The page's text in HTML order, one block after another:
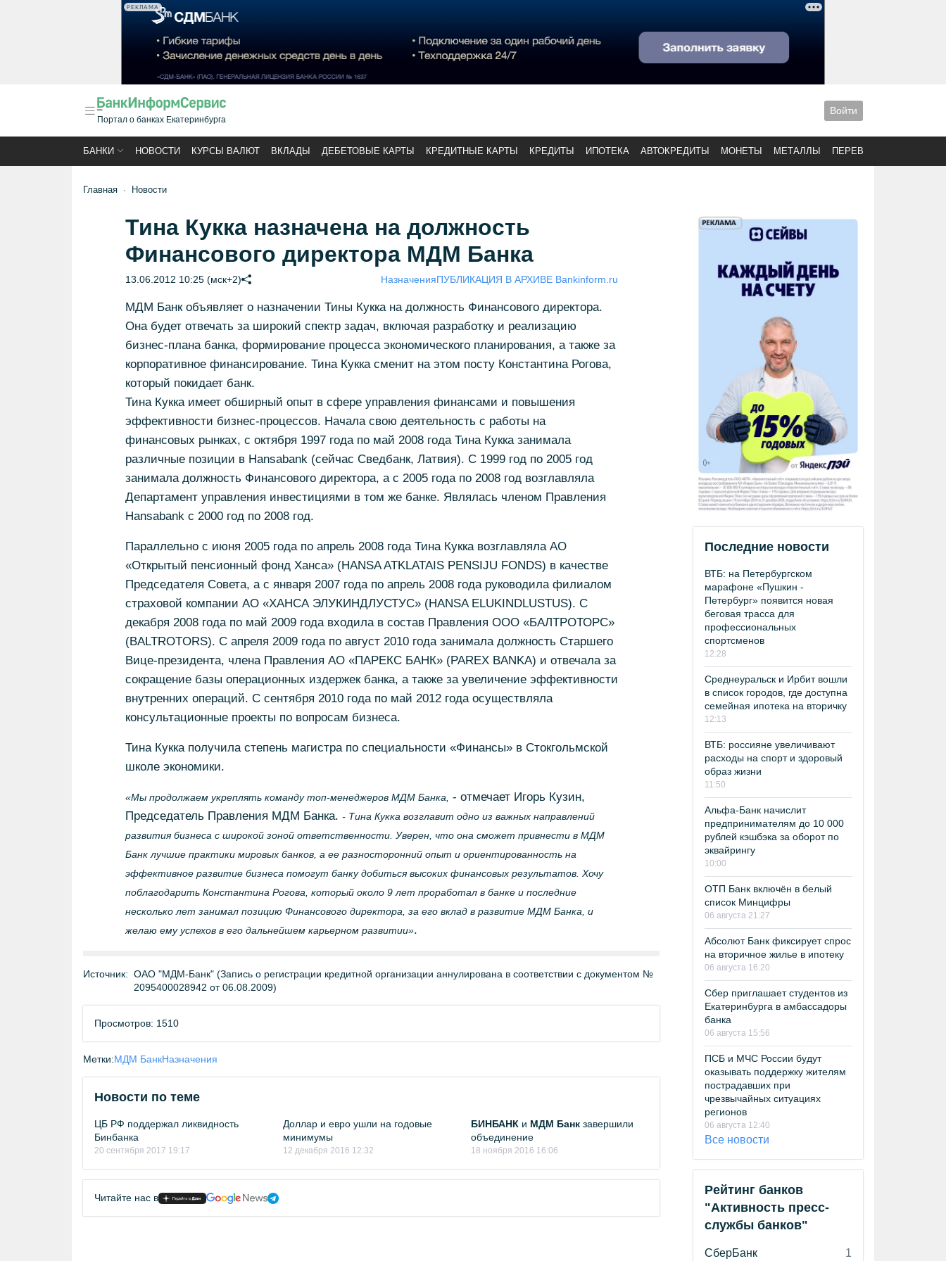
РЕКЛАМА
Портал о банках Екатеринбурга
Войти
БАНКИ НОВОСТИ КУРСЫ ВАЛЮТ ВКЛАДЫ ДЕБЕТОВЫЕ КАРТЫ КРЕДИТНЫЕ КАРТЫ КРЕДИТЫ ИПОТЕКА АВТОКРЕДИТЫ МОНЕТЫ МЕТАЛЛЫ ПЕРЕВОДЫ
Главная Новости
Тина Кукка назначена на должность
Финансового директора МДМ Банка
13.06.2012 10:25 (мск+2) НазначенияПУБЛИКАЦИЯ В АРХИВЕ Bankinform.ru
МДМ Банк объявляет о назначении Тины Кукка на должность Финансового директора.
Она будет отвечать за широкий спектр задач, включая разработку и реализацию
бизнес-плана банка, формирование процесса экономического планирования, а также за
корпоративное финансирование. Тина Кукка сменит на этом посту Константина Рогова,
который покидает банк.
Тина Кукка имеет обширный опыт в сфере управления финансами и повышения
эффективности бизнес-процессов. Начала свою деятельность с работы на
финансовых рынках, с октября 1997 года по май 2008 года Тина Кукка занимала
различные позиции в Hansabank (сейчас Сведбанк, Латвия). С 1999 год по 2005 год
занимала должность Финансового директора, а с 2005 года по 2008 год возглавляла
Департамент управления инвестициями в том же банке. Являлась членом Правления
Hansabank с 2000 год по 2008 год.
Параллельно с июня 2005 года по апрель 2008 года Тина Кукка возглавляла АО
«Открытый пенсионный фонд Ханса» (HANSA ATKLATAIS PENSIJU FONDS) в качестве
Председателя Совета, а с января 2007 года по апрель 2008 года руководила филиалом
страховой компании АО «ХАНСА ЭЛУКИНДЛУСТУС» (HANSA ELUKINDLUSTUS). С
декабря 2008 года по май 2009 года входила в состав Правления ООО «БАЛТРОТОРС»
(BALTROTORS). С апреля 2009 года по август 2010 года занимала должность Старшего
Вице-президента, члена Правления АО «ПАРЕКС БАНК» (PAREX BANKA) и отвечала за
сокращение базы операционных издержек банка, а также за увеличение эффективности
внутренних операций. С сентября 2010 года по май 2012 года осуществляла
консультационные проекты по вопросам бизнеса.
Тина Кукка получила степень магистра по специальности «Финансы» в Стокгольмской
школе экономики.
«Мы продолжаем укреплять команду топ-менеджеров МДМ Банка,
- отмечает Игорь Кузин,
Председатель Правления МДМ Банка. - Тина Кукка возглавит одно из важных направлений
развития бизнеса с широкой зоной ответственности. Уверен, что она сможет привнести в МДМ
Банк лучшие практики мировых банков, а ее разносторонний опыт и ориентированность на
эффективное развитие бизнеса помогут банку добиться высоких финансовых результатов. Хочу
поблагодарить Константина Рогова, который около 9 лет проработал в банке и последние
несколько лет занимал позицию Финансового директора, за его вклад в развитие МДМ Банка, и
желаю ему успехов в его дальнейшем карьерном развитии».
Источник: ОАО "МДМ-Банк" (Запись о регистрации кредитной организации аннулирована в соответствии с документом №
2095400028942 от 06.08.2009)
Просмотров: 1510
Метки:МДМ БанкНазначения
Новости по теме
ЦБ РФ поддержал ликвидность
Бинбанка
20 сентября 2017 19:17
Доллар и евро ушли на годовые
минимумы
12 декабря 2016 12:32
БИНБАНК и МДМ Банк завершили
объединение
18 ноября 2016 16:06
Читайте нас в
Последние новости
ВТБ: на Петербургском
марафоне «Пушкин -
Петербург» появится новая
беговая трасса для
профессиональных
спортсменов
12:28
Среднеуральск и Ирбит вошли
в список городов, где доступна
семейная ипотека на вторичку
12:13
ВТБ: россияне увеличивают
расходы на спорт и здоровый
образ жизни
11:50
Альфа-Банк начислит
предпринимателям до 10 000
рублей кэшбэка за оборот по
эквайрингу
10:00
ОТП Банк включён в белый
список Минцифры
06 августа 21:27
Абсолют Банк фиксирует спрос
на вторичное жилье в ипотеку
06 августа 16:20
Сбер приглашает студентов из
Екатеринбурга в амбассадоры
банка
06 августа 15:56
ПСБ и МЧС России будут
оказывать поддержку жителям
пострадавших при
чрезвычайных ситуациях
регионов
06 августа 12:40
Все новости
Рейтинг банков
"Активность пресс-
службы банков"
СберБанк
1